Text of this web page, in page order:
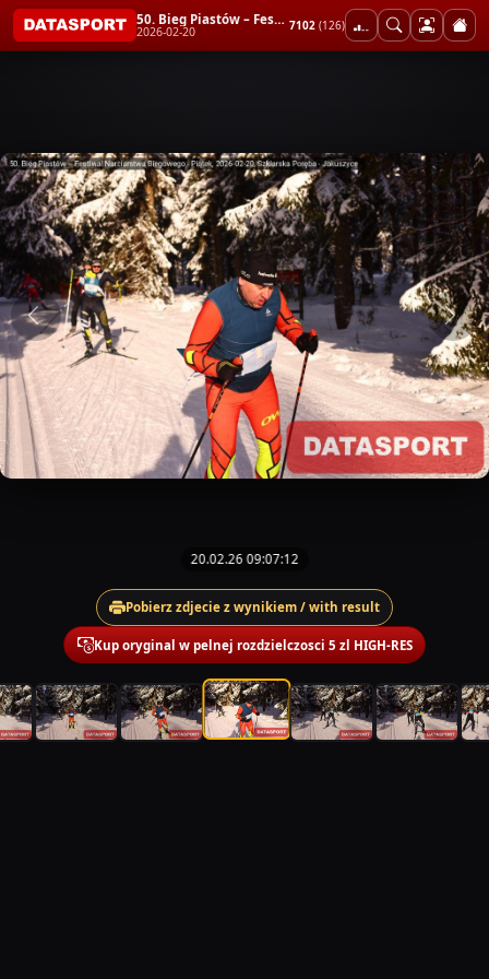
50. Bieg Piastów – Festiwal Narciarstwa Biegowego - Piątek
2026-02-20 7102 (126)
20.02.26 09:07:12
Pobierz zdjecie z wynikiem / with result
Kup oryginal w pelnej rozdzielczosci 5 zl HIGH-RES